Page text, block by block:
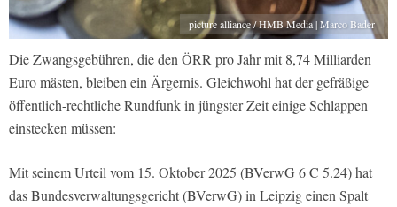
picture alliance / HMB Media | Marco Bader
Die Zwangsgebühren, die den ÖRR pro Jahr mit 8,74 Milliarden
Euro mästen, bleiben ein Ärgernis. Gleichwohl hat der gefräßige
öffentlich-rechtliche Rundfunk in jüngster Zeit einige Schlappen
einstecken müssen:
Mit seinem Urteil vom 15. Oktober 2025 (BVerwG 6 C 5.24) hat
das Bundesverwaltungsgericht (BVerwG) in Leipzig einen Spalt